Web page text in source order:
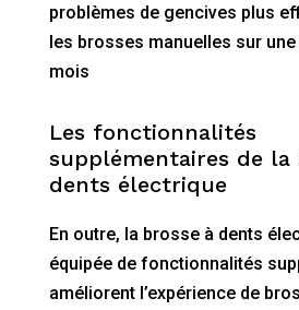
problèmes de gencives plus
les brosses manuelles sur
mois​
Les fonctionnalités
supplémentaires de la
dents électrique
En outre, la brosse à dents
équipée de fonctionnalités
améliorent l’expérience de